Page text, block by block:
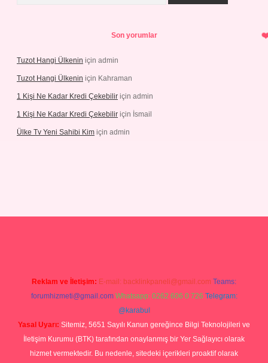
Son yorumlar
Tuzot Hangi Ülkenin için admin
Tuzot Hangi Ülkenin için Kahraman
1 Kişi Ne Kadar Kredi Çekebilir için admin
1 Kişi Ne Kadar Kredi Çekebilir için İsmail
Ülke Tv Yeni Sahibi Kim için admin
Reklam ve İletişim: E-mail: backlinkpaneli@gmail.com Teams:
forumhizmeti@gmail.com Whatsapp: 0262 606 0 726 Telegram:
@karabul
Yasal Uyarı: Sitemiz, 5651 Sayılı Kanun gereğince Bilgi Teknolojileri ve
İletişim Kurumu (BTK) tarafından onaylanmış bir Yer Sağlayıcı olarak
hizmet vermektedir. Bu nedenle, sitedeki içerikleri proaktif olarak